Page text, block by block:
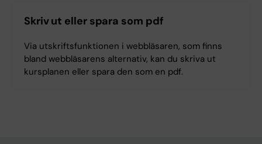
Skriv ut eller spara som pdf
Via utskriftsfunktionen i webbläsaren, som finns
bland webbläsarens alternativ, kan du skriva ut
kursplanen eller spara den som en pdf.